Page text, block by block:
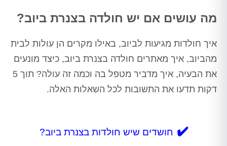
מה עושים אם יש חולדה בצנרת ביוב?
איך חולדות מגיעות לביוב, באילו מקרים הן עולות לבית
מהביוב, איך מאתרים חולדה בצנרת ביוב, כיצד מונעים
את הבעיה, איך מדביר מטפל בה וכמה זה עולה? תוך 5
דקות תדעו את התשובות לכל השאלות האלה.
✔️ חושדים שיש חולדות בצנרת ביוב?